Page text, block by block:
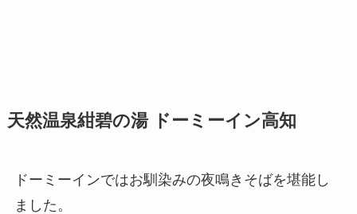
天然温泉紺碧の湯 ドーミーイン高知
ドーミーインではお馴染みの夜鳴きそばを堪能し
ました。